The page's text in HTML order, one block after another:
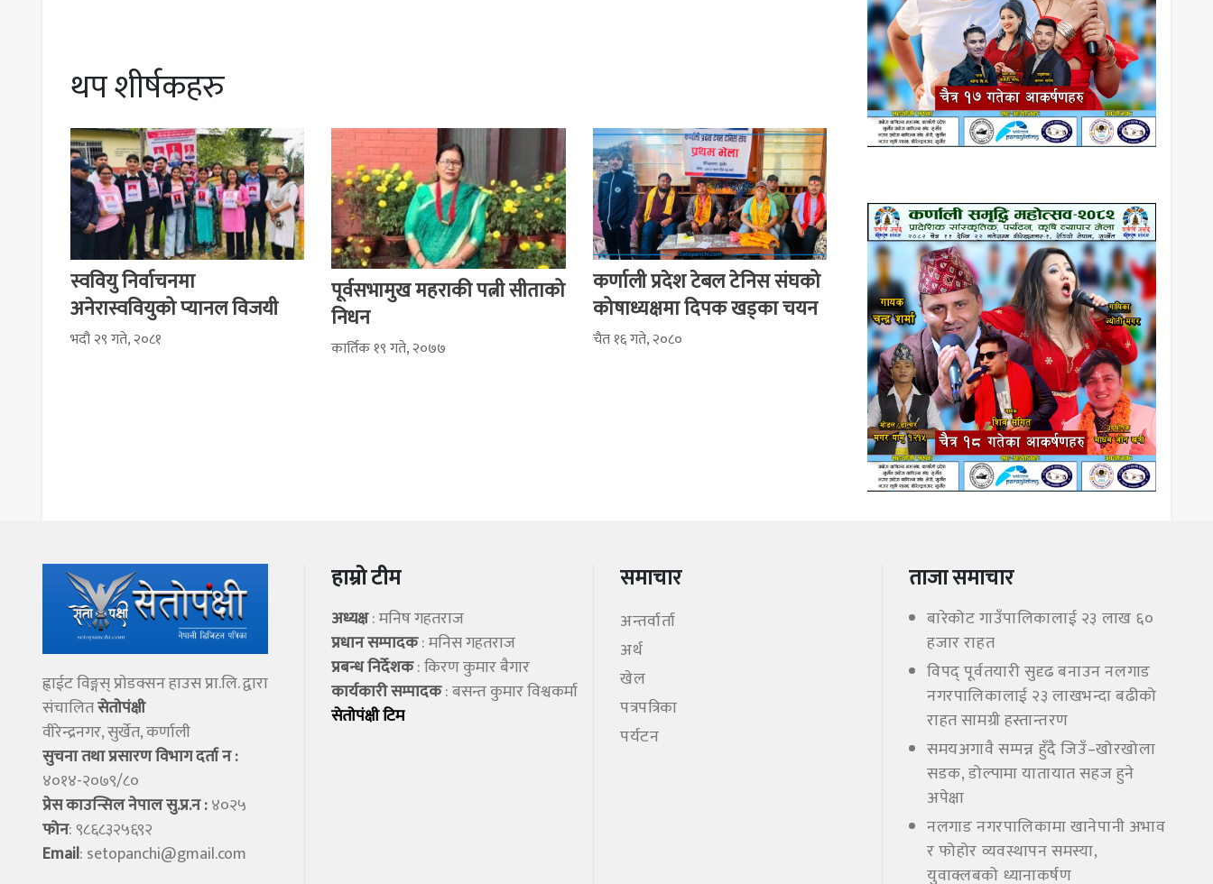
थप शीर्षकहरु
स्ववियु निर्वाचनमा
अनेरास्ववियुको प्यानल विजयी
भदौ २९ गते, २०८१
पूर्वसभामुख महराकी पत्नी सीताको
निधन
कार्तिक १९ गते, २०७७
कर्णाली प्रदेश टेबल टेनिस संघको
कोषाध्यक्षमा दिपक खड्का चयन
चैत १६ गते, २०८०
ह्वाईट विङ्गस् प्राेडक्सन हाउस प्रा.लि. द्वारा
संचालितसेताेपंक्षी
वीरेन्द्रनगर, सुर्खेत, कर्णाली
सुचना तथा प्रसारण विभाग दर्ता न :
४०१४-२०७९/८०
प्रेस काउन्सिल नेपाल सु.प्र.न :४०२५
फोन: ९८६८३२५६९२
Email: setopanchi@gmail.com
हाम्रो टीम
अध्यक्ष: मनिष गहतराज
प्रधान सम्पादक: मनिस गहतराज
प्रबन्ध निर्देशक: किरण कुमार बैगार
कार्यकारी सम्पादक: बसन्त कुमार विश्वकर्मा
सेताेपंक्षी टिम
समाचार
अन्तर्वार्ता
अर्थ
खेल
पत्रपत्रिका
पर्यटन
ताजा समाचार
बारेकोट गाउँपालिकालाई २३ लाख ६०
हजार राहत
विपद् पूर्वतयारी सुदृढ बनाउन नलगाड
नगरपालिकालाई २३ लाखभन्दा बढीको
राहत सामग्री हस्तान्तरण
समयअगावै सम्पन्न हुँदै जिउँ–खोरखोला
सडक, डोल्पामा यातायात सहज हुने
अपेक्षा
नलगाड नगरपालिकामा खानेपानी अभाव
र फोहोर व्यवस्थापन समस्या,
युवाक्लबको ध्यानाकर्षण